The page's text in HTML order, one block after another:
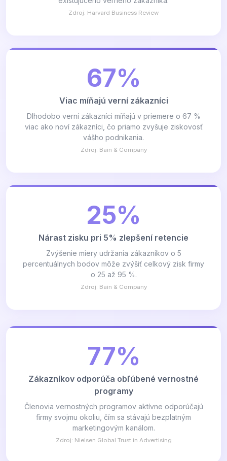
Zdroj: Harvard Business Review
67%
Viac míňajú verní zákazníci
Dlhodobo verní zákazníci míňajú v priemere o 67 %
viac ako noví zákazníci, čo priamo zvyšuje ziskovosť
vášho podnikania.
Zdroj: Bain & Company
25%
Nárast zisku pri 5% zlepšení retencie
Zvýšenie miery udržania zákazníkov o 5
percentuálnych bodov môže zvýšiť celkový zisk firmy
o 25 až 95 %.
Zdroj: Bain & Company
77%
Zákazníkov odporúča obľúbené vernostné
programy
Členovia vernostných programov aktívne odporúčajú
firmy svojmu okoliu, čím sa stávajú bezplatným
marketingovým kanálom.
Zdroj: Nielsen Global Trust in Advertising